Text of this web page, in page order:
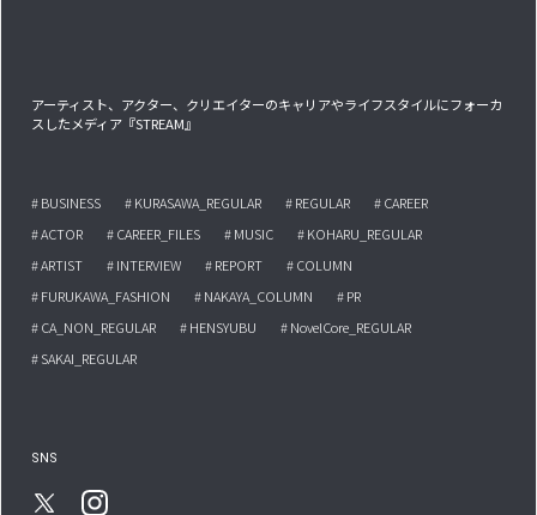
アーティスト、アクター、クリエイターのキャリアやライフスタイルにフォーカ
スしたメディア『STREAM』
# BUSINESS # KURASAWA_REGULAR # REGULAR
# CAREER
# ACTOR
# CAREER_FILES # MUSIC
# KOHARU_REGULAR
# ARTIST
# INTERVIEW # REPORT
# COLUMN
# FURUKAWA_FASHION
# NAKAYA_COLUMN
# PR
# CA_NON_REGULAR
# HENSYUBU
# NovelCore_REGULAR
# SAKAI_REGULAR
SNS